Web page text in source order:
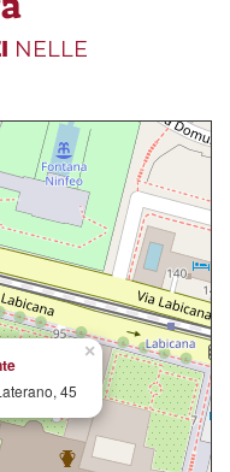
NELLE
×
45